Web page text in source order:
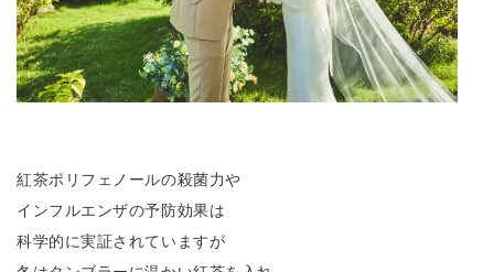
紅茶ポリフェノールの殺菌力や
インフルエンザの予防効果は
科学的に実証されていますが